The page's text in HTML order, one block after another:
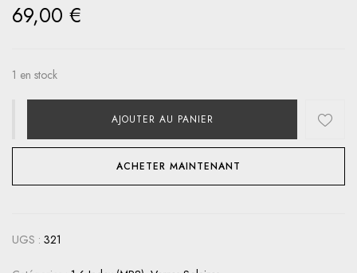
69,00 €
1 en stock
AJOUTER AU PANIER
ACHETER MAINTENANT
UGS : 321